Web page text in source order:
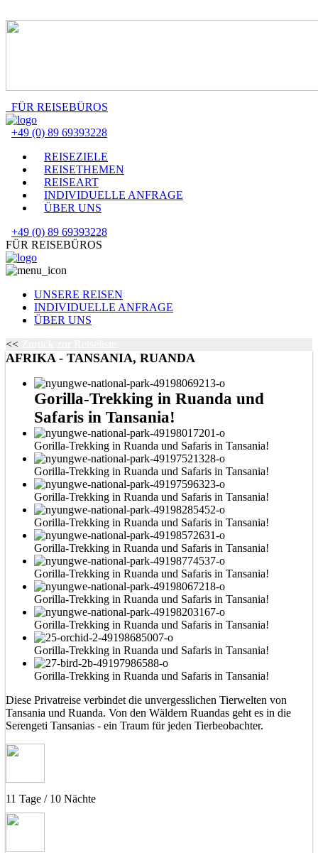
FÜR REISEBÜROS
+49 (0) 89 69393228
REISEZIELE
REISETHEMEN
REISEART
INDIVIDUELLE ANFRAGE
ÜBER UNS
+49 (0) 89 69393228
FÜR REISEBÜROS
UNSERE REISEN
INDIVIDUELLE ANFRAGE
ÜBER UNS
<<
AFRIKA - TANSANIA, RUANDA
Gorilla-Trekking in Ruanda und
Safaris in Tansania!
Gorilla-Trekking in Ruanda und Safaris in Tansania!
Gorilla-Trekking in Ruanda und Safaris in Tansania!
Gorilla-Trekking in Ruanda und Safaris in Tansania!
Gorilla-Trekking in Ruanda und Safaris in Tansania!
Gorilla-Trekking in Ruanda und Safaris in Tansania!
Gorilla-Trekking in Ruanda und Safaris in Tansania!
Gorilla-Trekking in Ruanda und Safaris in Tansania!
Gorilla-Trekking in Ruanda und Safaris in Tansania!
Gorilla-Trekking in Ruanda und Safaris in Tansania!
Gorilla-Trekking in Ruanda und Safaris in Tansania!
Diese Privatreise verbindet die unvergesslichen Tierwelten von
Tansania und Ruanda. Von den Wäldern Ruandas geht es in die
Serengeti Tansanias - ein Traum für jeden Tierbeobachter.
11 Tage / 10 Nächte